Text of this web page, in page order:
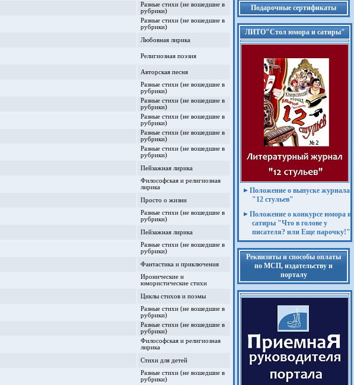
Разные стихи (не вошедшие в
рубрики)
Разные стихи (не вошедшие в
рубрики)
Любовная лирика
Религиозная поэзия
Авторская песня
Разные стихи (не вошедшие в
рубрики)
Разные стихи (не вошедшие в
рубрики)
Разные стихи (не вошедшие в
рубрики)
Разные стихи (не вошедшие в
рубрики)
Разные стихи (не вошедшие в
рубрики)
Пейзажная лирика
Философская и религиозная
лирика
Просто о жизни
Разные стихи (не вошедшие в
рубрики)
Пейзажная лирика
Разные стихи (не вошедшие в
рубрики)
Фантастика и приключения
Иронические и
юмористические стихи
Циклы стихов и поэмы
Разные стихи (не вошедшие в
рубрики)
Разные стихи (не вошедшие в
рубрики)
Философская и религиозная
лирика
Стихи для детей
Разные стихи (не вошедшие в
рубрики)
Подарочные сертификаты
ЛИТО"Стол юмора и сатиры"
Положение о выпуске журнала
"12 стульев"
Положение о конкурсе юмора и
сатиры "Что в голове у
писателя? или Еще парочку!"
Реквизиты и способы оплаты
по МСП, издательству и
порталу